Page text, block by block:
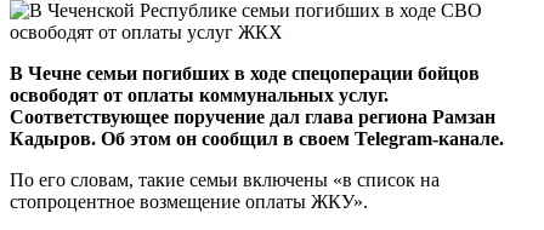
В Чечне семьи погибших в ходе спецоперации бойцов
освободят от оплаты коммунальных услуг.
Соответствующее поручение дал глава региона Рамзан
Кадыров. Об этом он сообщил в своем Telegram-канале.
По его словам, такие семьи включены «в список на
стопроцентное возмещение оплаты ЖКУ».